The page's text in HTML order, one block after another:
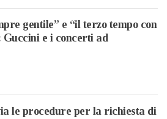
gentile” e “il terzo tempo con
e i concerti ad
le procedure per la richiesta di